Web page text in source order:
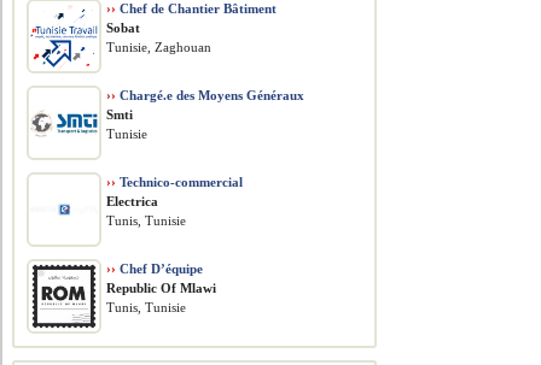
›› Chef de Chantier Bâtiment
Sobat
Tunisie, Zaghouan
›› Chargé.e des Moyens Généraux
Smti
Tunisie
›› Technico-commercial
Electrica
Tunis, Tunisie
›› Chef D’équipe
Republic Of Mlawi
Tunis, Tunisie